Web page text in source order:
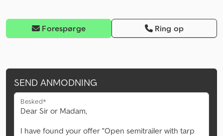
Forespørge Ring op
SEND ANMODNING
Besked*